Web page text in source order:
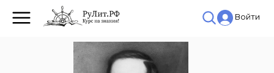
Войти